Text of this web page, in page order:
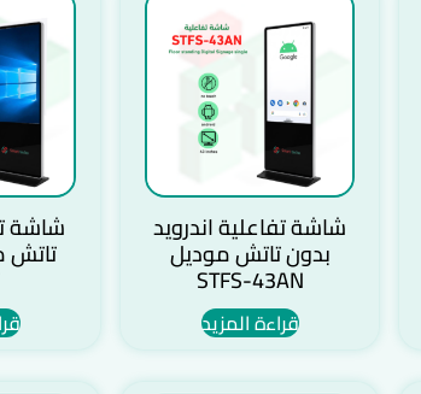
شاشة تفاعلية اندرويد
بدون تاتش موديل
STFS-43AN
قراءة المزيد
شاشة